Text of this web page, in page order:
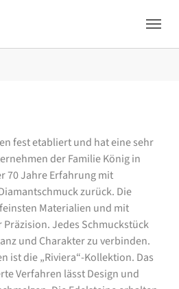
fest etabliert und hat eine sehr
der Familie König in
70 Jahre Erfahrung mit
zurück. Die
Materialien und mit
Jedes Schmuckstück
und Charakter zu verbinden.
ist die „Riviera“-Kollektion. Das
Verfahren lässt Design und